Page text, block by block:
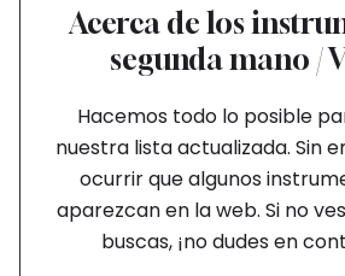
Acerca de los
segunda mano /
Hacemos todo lo posible
nuestra lista actualizada. Sin
ocurrir que algunos
aparezcan en la web. Si no
buscas, ¡no dudes en